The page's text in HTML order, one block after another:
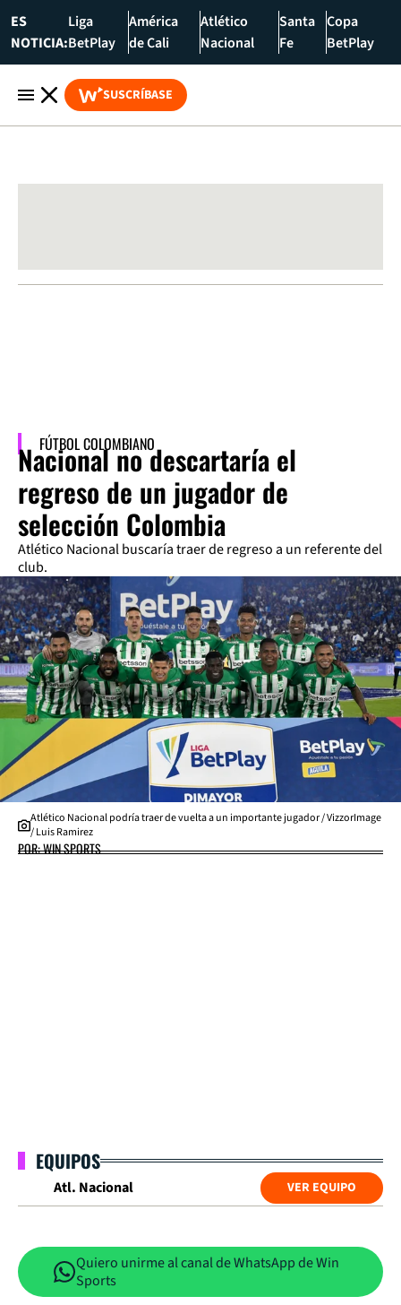
ES
NOTICIA:
Liga
BetPlay
América
de Cali
Atlético
Nacional
Santa
Fe
Copa
BetPlay
SUSCRÍBASE
FÚTBOL COLOMBIANO
Nacional no descartaría el
regreso de un jugador de
selección Colombia
Atlético Nacional buscaría traer de regreso a un referente del
club.
Atlético Nacional podría traer de vuelta a un importante jugador / VizzorImage
/ Luis Ramirez
POR: WIN SPORTS
EQUIPOS
Atl. Nacional VER EQUIPO
Quiero unirme al canal de WhatsApp de Win
Sports